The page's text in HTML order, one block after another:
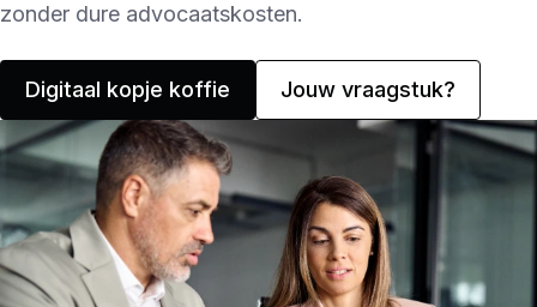
zonder dure advocaatskosten.
Digitaal kopje koffie Jouw vraagstuk?